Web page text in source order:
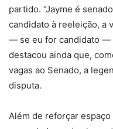
partido. “Jayme é
candidato à reeleição, a
— se eu for candidato —
destacou ainda que,
vagas ao Senado, a
disputa.
Além de reforçar